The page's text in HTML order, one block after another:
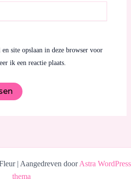
site opslaan in deze browser voor
ik een reactie plaats.
| Aangedreven doorAstra WordPress
thema